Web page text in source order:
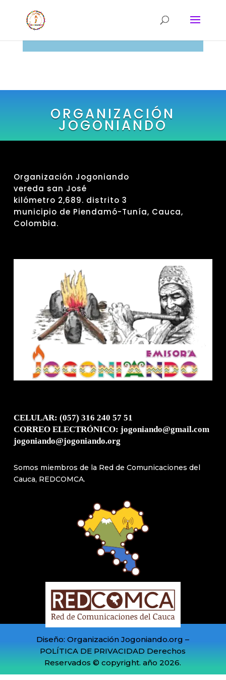
ORGANIZACIÓN
JOGONIANDO
Organización Jogoniando
vereda san José
kilómetro 2,689. distrito 3
municipio de Piendamó-Tunía, Cauca,
Colombia.
CELULAR: (057) 316 240 57 51
CORREO ELECTRÓNICO: jogoniando@gmail.com
jogoniando@jogoniando.org
Somos miembros de la Red de Comunicaciones del
Cauca, REDCOMCA.
Diseño: Organización Jogoniando.org –
POLÍTICA DE PRIVACIDAD Derechos
Reservados © copyright. año 2026.